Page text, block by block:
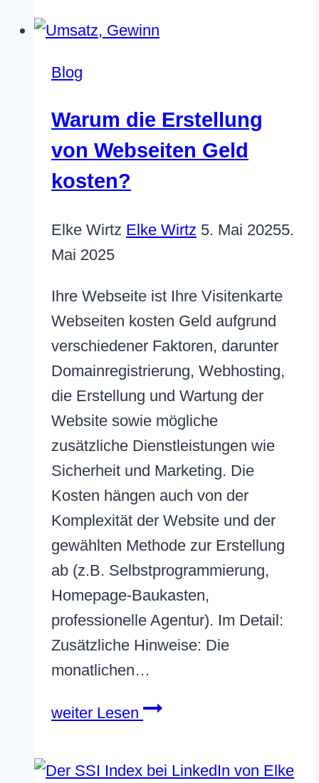
Blog
Warum die Erstellung
von Webseiten Geld
kosten?
Elke Wirtz Elke Wirtz 5. Mai 20255.
Mai 2025
Ihre Webseite ist Ihre Visitenkarte
Webseiten kosten Geld aufgrund
verschiedener Faktoren, darunter
Domainregistrierung, Webhosting,
die Erstellung und Wartung der
Website sowie mögliche
zusätzliche Dienstleistungen wie
Sicherheit und Marketing. Die
Kosten hängen auch von der
Komplexität der Website und der
gewählten Methode zur Erstellung
ab (z.B. Selbstprogrammierung,
Homepage-Baukasten,
professionelle Agentur). Im Detail:
Zusätzliche Hinweise: Die
monatlichen…
weiter Lesen Warum
Erstellung